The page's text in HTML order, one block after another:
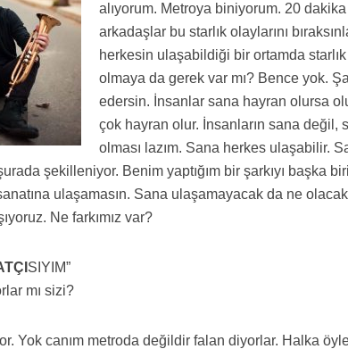
alıyorum. Metroya biniyorum. 20
arkadaşlar bu starlık olaylarını
herkesin ulaşabildiği bir ortamda
olmaya da gerek var mı? Bence yok.
edersin. İnsanlar sana hayran olursa
çok hayran olur. İnsanların sana değil,
olması lazım. Sana herkes ulaşabilir.
şekilleniyor. Benim yaptığım bir şarkıyı başka
ulaşamasın. Sana ulaşamayacak da ne
Ne farkımız var?
SIYIM”
mı sizi?
Yok canım metroda değildir falan diyorlar. Halka